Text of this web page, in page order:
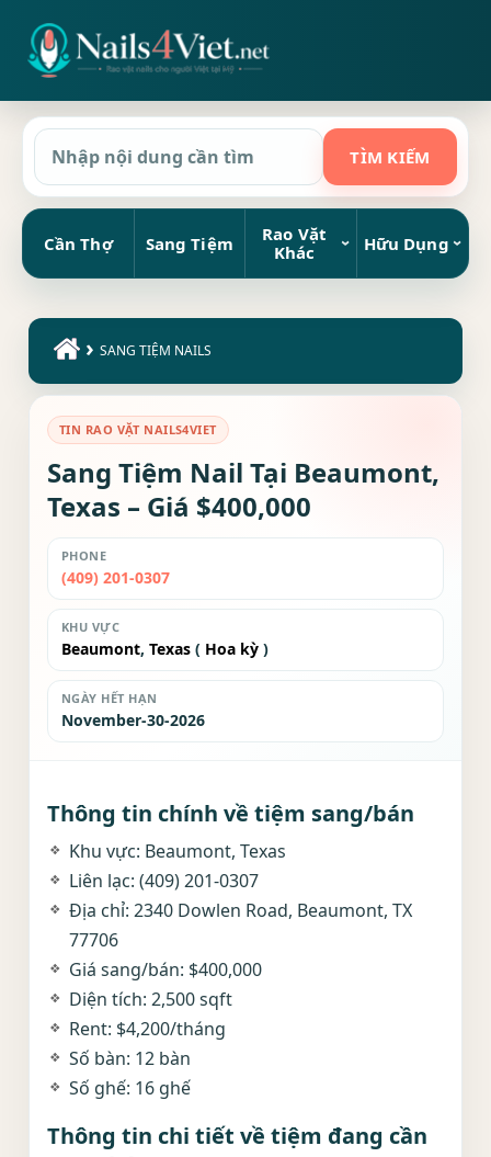
Cần Thợ Sang Tiệm
Rao Vặt
Khác
Hữu Dụng
› SANG TIỆM NAILS
TIN RAO VẶT NAILS4VIET
Sang Tiệm Nail Tại Beaumont,
Texas – Giá $400,000
PHONE
(409) 201-0307
KHU VỰC
Beaumont, Texas ( Hoa kỳ )
NGÀY HẾT HẠN
November-30-2026
Thông tin chính về tiệm sang/bán
Khu vực: Beaumont, Texas
Liên lạc: (409) 201-0307
Địa chỉ: 2340 Dowlen Road, Beaumont, TX
77706
Giá sang/bán: $400,000
Diện tích: 2,500 sqft
Rent: $4,200/tháng
Số bàn: 12 bàn
Số ghế: 16 ghế
Thông tin chi tiết về tiệm đang cần